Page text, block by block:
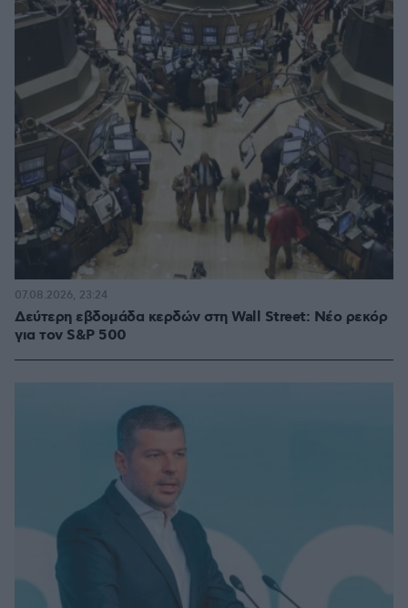
Δεύτερη εβδομάδα κερδών στη Wall Street: Νέο ρεκόρ
για τον S&P 500
07.08.2026, 23:24